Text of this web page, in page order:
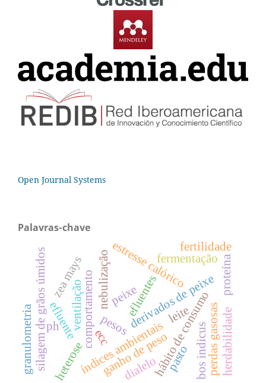
Open Journal Systems
Palavras-chave
peixederivados de peixe
hábito de consumo
comportamento
estresse calórico
índices ambientais
nebulização
ventilação
efluente
fermentação
ph
proteína
zea mays
silagem de grãos úmidos
granulometria
efluentes
perdas gasosasherdabilidade
pesos
ganho de pesopasto
leite
bos indicus
ecc
fertilidade
dialelo
heterose